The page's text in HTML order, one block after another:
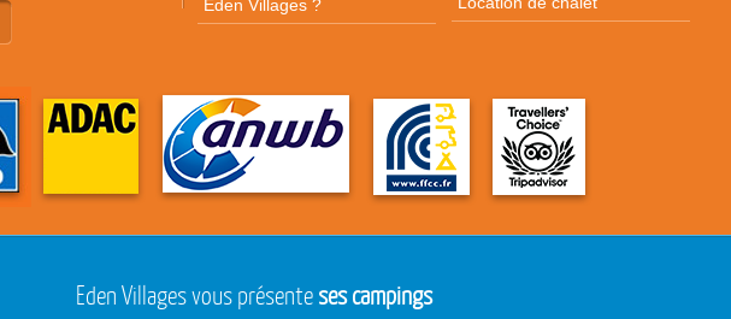
Eden Villages ?
Eden Villages vous présenteses campings